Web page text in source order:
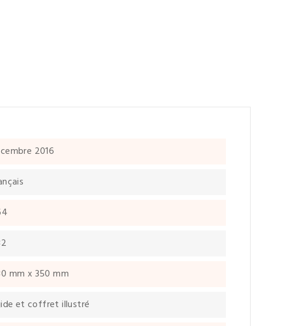
2016
mm x 350 mm
et coffret illustré